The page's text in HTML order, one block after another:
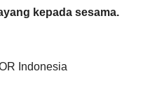
kepada sesama.
Indonesia